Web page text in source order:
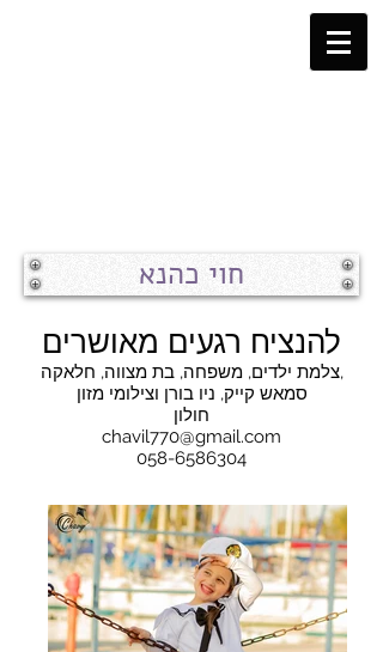
חוי כהנא
להנציח רגעים מאושרים
צלמת ילדים, משפחה, בת מצווה, חלאקה,
סמאש קייק, ניו בורן וצילומי מזון
חולון
chavil770@gmail.com
058-6586304